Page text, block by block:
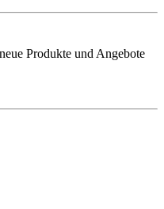
Produkte und Angebote